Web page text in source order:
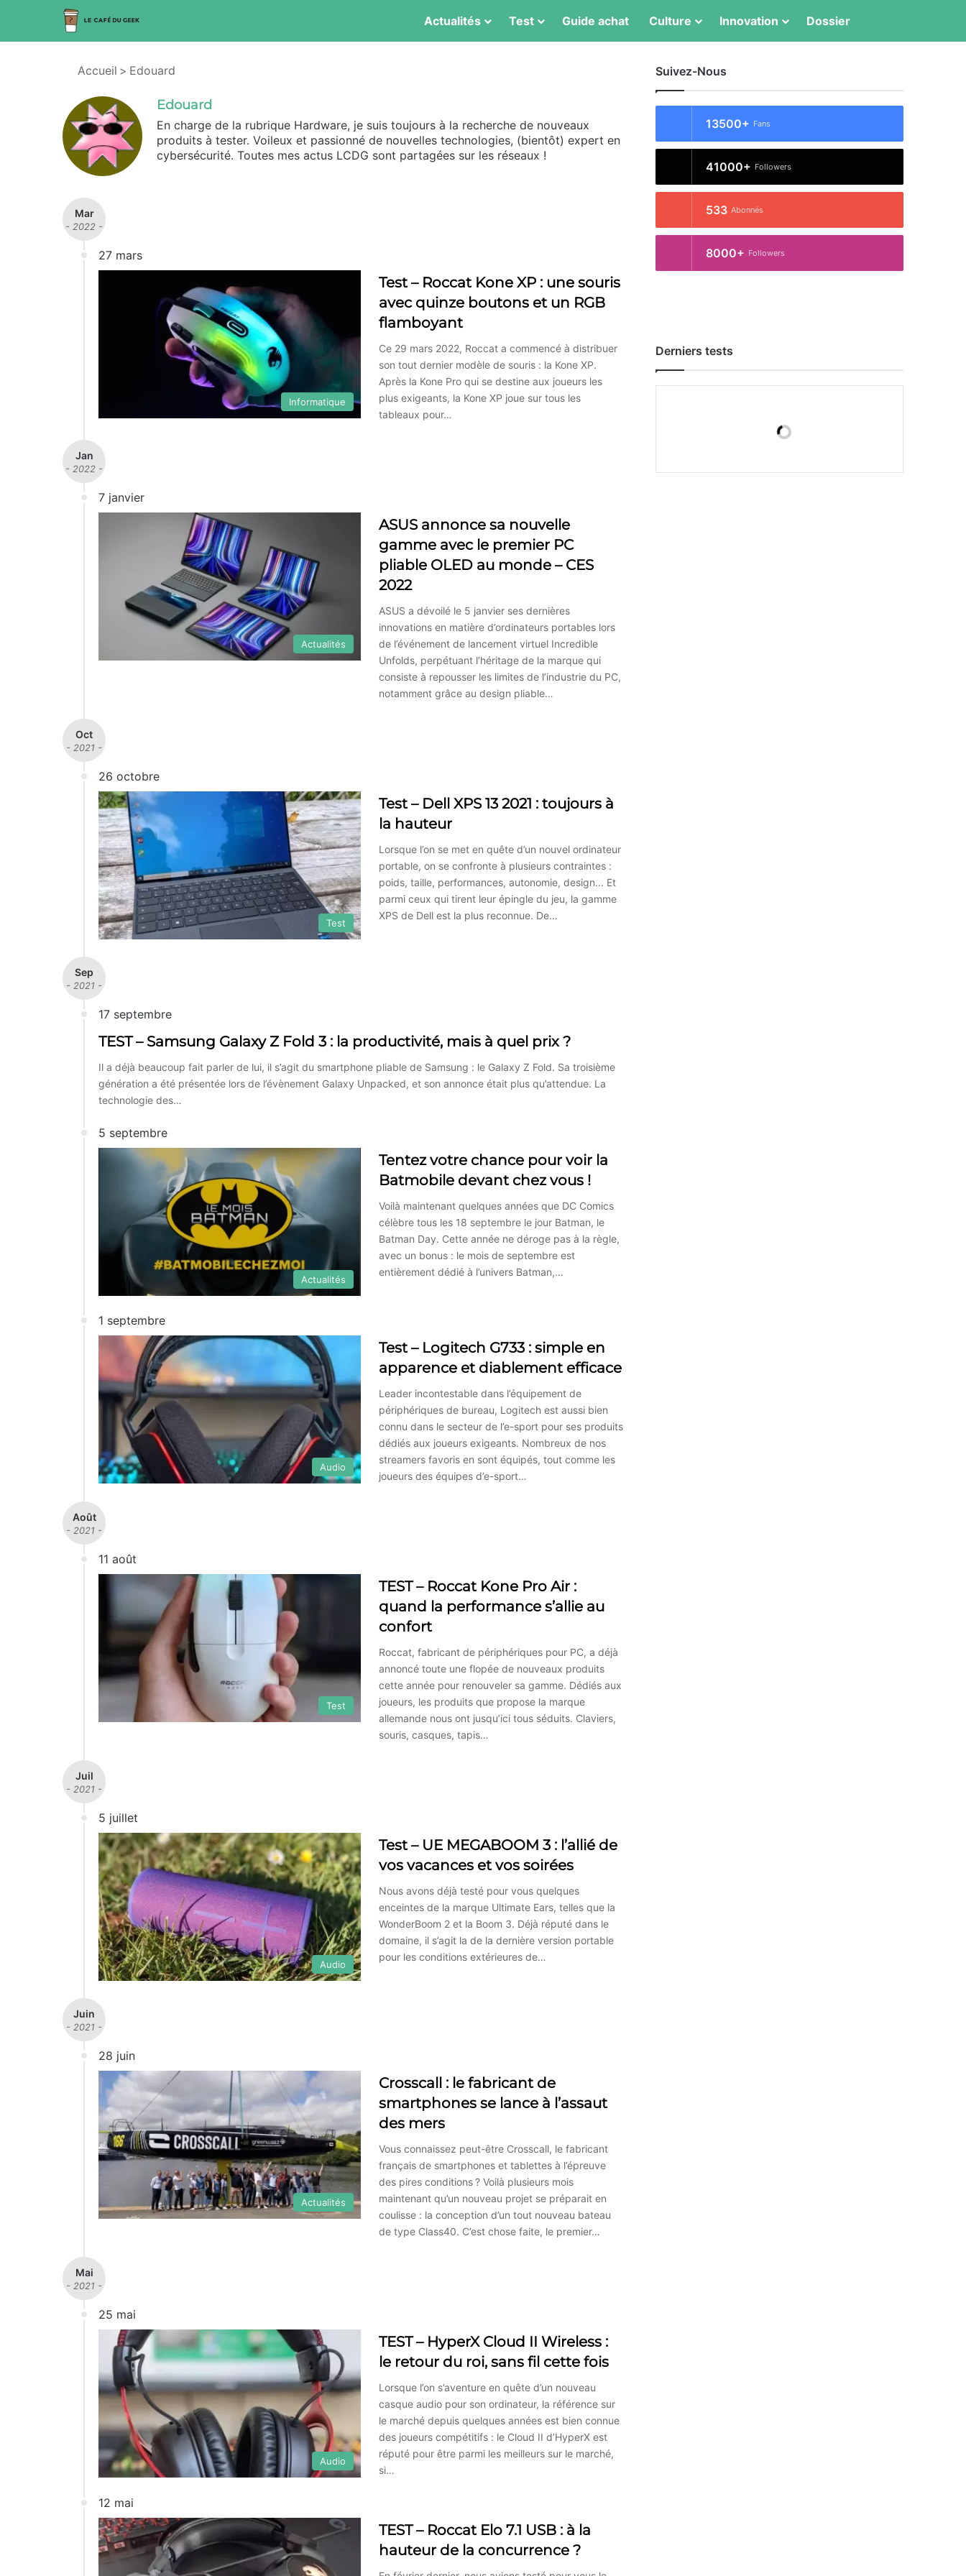
Actualités Test Guide achat Culture Innovation Dossier
Accueil > Edouard
Edouard
En charge de la rubrique Hardware, je suis toujours à la recherche de nouveaux
produits à tester. Voileux et passionné de nouvelles technologies, (bientôt) expert en
cybersécurité. Toutes mes actus LCDG sont partagées sur les réseaux !
Mar
- 2022 -
27 mars
Informatique
Test – Roccat Kone XP : une souris
avec quinze boutons et un RGB
flamboyant
Ce 29 mars 2022, Roccat a commencé à distribuer
son tout dernier modèle de souris : la Kone XP.
Après la Kone Pro qui se destine aux joueurs les
plus exigeants, la Kone XP joue sur tous les
tableaux pour…
Jan
- 2022 -
7 janvier
Actualités
ASUS annonce sa nouvelle
gamme avec le premier PC
pliable OLED au monde – CES
2022
ASUS a dévoilé le 5 janvier ses dernières
innovations en matière d’ordinateurs portables lors
de l’événement de lancement virtuel Incredible
Unfolds, perpétuant l’héritage de la marque qui
consiste à repousser les limites de l’industrie du PC,
notamment grâce au design pliable…
Oct
- 2021 -
26 octobre
Test
Test – Dell XPS 13 2021 : toujours à
la hauteur
Lorsque l’on se met en quête d’un nouvel ordinateur
portable, on se confronte à plusieurs contraintes :
poids, taille, performances, autonomie, design… Et
parmi ceux qui tirent leur épingle du jeu, la gamme
XPS de Dell est la plus reconnue. De…
Sep
- 2021 -
17 septembre
TEST – Samsung Galaxy Z Fold 3 : la productivité, mais à quel prix ?
Il a déjà beaucoup fait parler de lui, il s’agit du smartphone pliable de Samsung : le Galaxy Z Fold. Sa troisième
génération a été présentée lors de l’évènement Galaxy Unpacked, et son annonce était plus qu’attendue. La
technologie des…
5 septembre
Actualités
Tentez votre chance pour voir la
Batmobile devant chez vous !
Voilà maintenant quelques années que DC Comics
célèbre tous les 18 septembre le jour Batman, le
Batman Day. Cette année ne déroge pas à la règle,
avec un bonus : le mois de septembre est
entièrement dédié à l’univers Batman,…
1 septembre
Audio
Test – Logitech G733 : simple en
apparence et diablement efficace
Leader incontestable dans l’équipement de
périphériques de bureau, Logitech est aussi bien
connu dans le secteur de l’e-sport pour ses produits
dédiés aux joueurs exigeants. Nombreux de nos
streamers favoris en sont équipés, tout comme les
joueurs des équipes d’e-sport…
Août
- 2021 -
11 août
Test
TEST – Roccat Kone Pro Air :
quand la performance s’allie au
confort
Roccat, fabricant de périphériques pour PC, a déjà
annoncé toute une flopée de nouveaux produits
cette année pour renouveler sa gamme. Dédiés aux
joueurs, les produits que propose la marque
allemande nous ont jusqu’ici tous séduits. Claviers,
souris, casques, tapis…
Juil
- 2021 -
5 juillet
Audio
Test – UE MEGABOOM 3 : l’allié de
vos vacances et vos soirées
Nous avons déjà testé pour vous quelques
enceintes de la marque Ultimate Ears, telles que la
WonderBoom 2 et la Boom 3. Déjà réputé dans le
domaine, il s’agit la de la dernière version portable
pour les conditions extérieures de…
Juin
- 2021 -
28 juin
Actualités
Crosscall : le fabricant de
smartphones se lance à l’assaut
des mers
Vous connaissez peut-être Crosscall, le fabricant
français de smartphones et tablettes à l’épreuve
des pires conditions ? Voilà plusieurs mois
maintenant qu’un nouveau projet se préparait en
coulisse : la conception d’un tout nouveau bateau
de type Class40. C’est chose faite, le premier…
Mai
- 2021 -
25 mai
Audio
TEST – HyperX Cloud II Wireless :
le retour du roi, sans fil cette fois
Lorsque l’on s’aventure en quête d’un nouveau
casque audio pour son ordinateur, la référence sur
le marché depuis quelques années est bien connue
des joueurs compétitifs : le Cloud II d’HyperX est
réputé pour être parmi les meilleurs sur le marché,
si…
12 mai
TEST – Roccat Elo 7.1 USB : à la
hauteur de la concurrence ?
Suivez-Nous
13500+ Fans
41000+ Followers
533 Abonnés
8000+ Followers
Derniers tests